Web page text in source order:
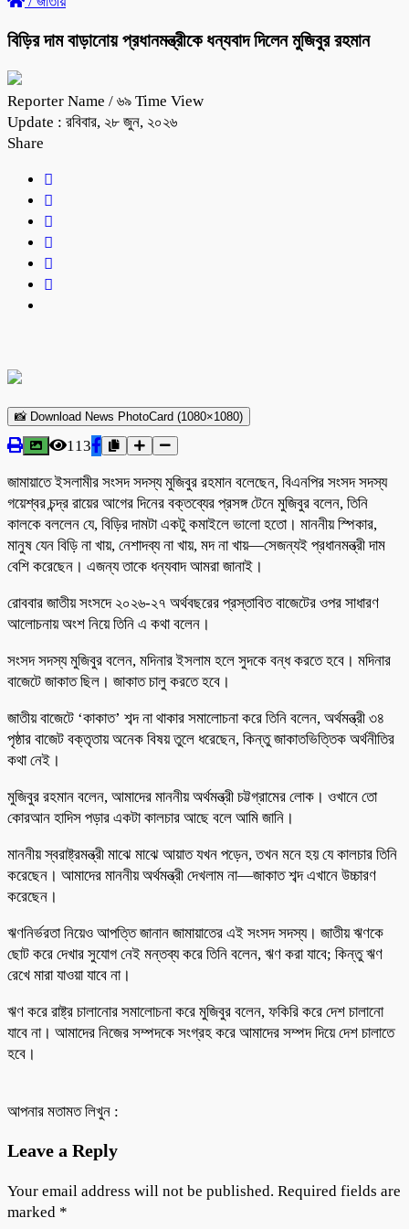
বিড়ির দাম বাড়ানোয় প্রধানমন্ত্রীকে ধন্যবাদ দিলেন মুজিবুর রহমান
Reporter Name / ৬৯ Time View
Update : রবিবার, ২৮ জুন, ২০২৬
Share
📸 Download News PhotoCard (1080×1080)
113
জামায়াতে ইসলামীর সংসদ সদস্য মুজিবুর রহমান বলেছেন, বিএনপির সংসদ সদস্য
গয়েশ্বর চন্দ্র রায়ের আগের দিনের বক্তব্যের প্রসঙ্গ টেনে মুজিবুর বলেন, তিনি
কালকে বললেন যে, বিড়ির দামটা একটু কমাইলে ভালো হতো। মাননীয় স্পিকার,
মানুষ যেন বিড়ি না খায়, নেশাদব্য না খায়, মদ না খায়—সেজন্যই প্রধানমন্ত্রী দাম
বেশি করেছেন। এজন্য তাকে ধন্যবাদ আমরা জানাই।
রোববার জাতীয় সংসদে ২০২৬-২৭ অর্থবছরের প্রস্তাবিত বাজেটের ওপর সাধারণ
আলোচনায় অংশ নিয়ে তিনি এ কথা বলেন।
সংসদ সদস্য মুজিবুর বলেন, মদিনার ইসলাম হলে সুদকে বন্ধ করতে হবে। মদিনার
বাজেটে জাকাত ছিল। জাকাত চালু করতে হবে।
জাতীয় বাজেটে ‘কাকাত’ শব্দ না থাকার সমালোচনা করে তিনি বলেন, অর্থমন্ত্রী ৩৪
পৃষ্ঠার বাজেট বক্তৃতায় অনেক বিষয় তুলে ধরেছেন, কিন্তু জাকাতভিত্তিক অর্থনীতির
কথা নেই।
মুজিবুর রহমান বলেন, আমাদের মাননীয় অর্থমন্ত্রী চট্টগ্রামের লোক। ওখানে তো
কোরআন হাদিস পড়ার একটা কালচার আছে বলে আমি জানি।
মাননীয় স্বরাষ্ট্রমন্ত্রী মাঝে মাঝে আয়াত যখন পড়েন, তখন মনে হয় যে কালচার তিনি
করেছেন। আমাদের মাননীয় অর্থমন্ত্রী দেখলাম না—জাকাত শব্দ এখানে উচ্চারণ
করেছেন।
ঋণনির্ভরতা নিয়েও আপত্তি জানান জামায়াতের এই সংসদ সদস্য। জাতীয় ঋণকে
ছোট করে দেখার সুযোগ নেই মন্তব্য করে তিনি বলেন, ঋণ করা যাবে; কিন্তু ঋণ
রেখে মারা যাওয়া যাবে না।
ঋণ করে রাষ্ট্র চালানোর সমালোচনা করে মুজিবুর বলেন, ফকিরি করে দেশ চালানো
যাবে না। আমাদের নিজের সম্পদকে সংগ্রহ করে আমাদের সম্পদ দিয়ে দেশ চালাতে
হবে।
আপনার মতামত লিখুন :
Leave a Reply
Your email address will not be published. Required fields are
marked *